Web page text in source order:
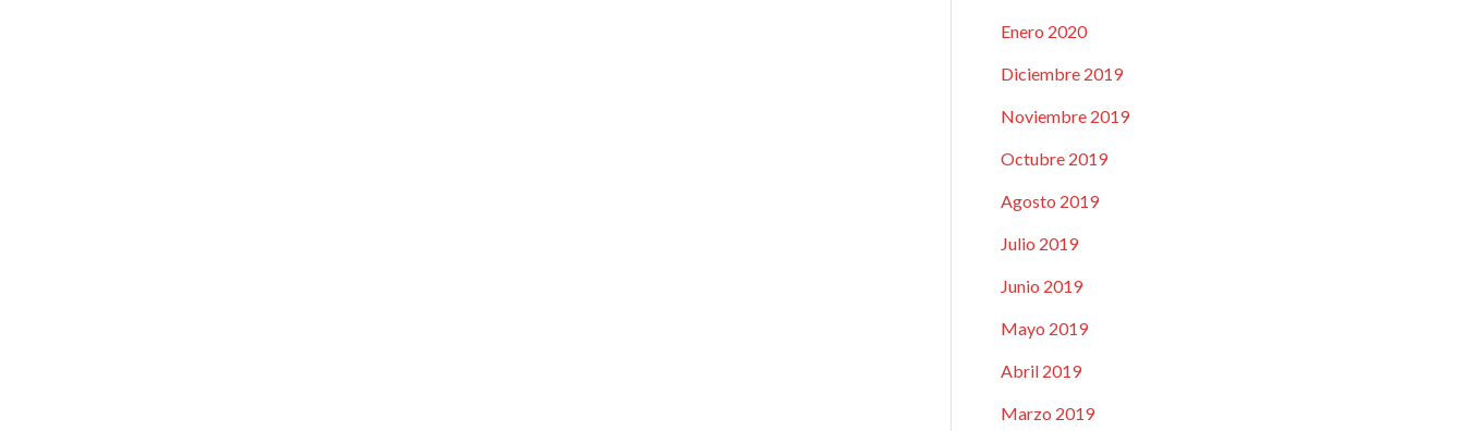
Enero 2020
Diciembre 2019
Noviembre 2019
Octubre 2019
Agosto 2019
Julio 2019
Junio 2019
Mayo 2019
Abril 2019
Marzo 2019